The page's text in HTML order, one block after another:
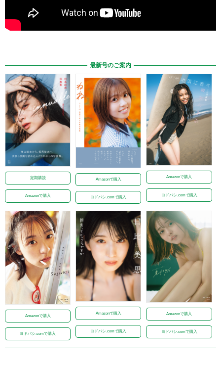
最新号のご案内
定期購読
Amazonで購入
Amazonで購入
ヨドバシ.comで購入
Amazonで購入
ヨドバシ.comで購入
Amazonで購入
ヨドバシ.comで購入
Amazonで購入
ヨドバシ.comで購入
Amazonで購入
ヨドバシ.comで購入